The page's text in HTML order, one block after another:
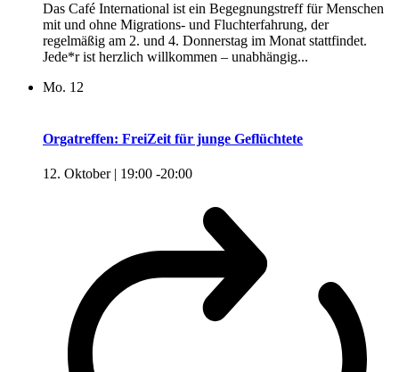
Das Café International ist ein Begegnungstreff für Menschen
mit und ohne Migrations- und Fluchterfahrung, der
regelmäßig am 2. und 4. Donnerstag im Monat stattfindet.
Jede*r ist herzlich willkommen – unabhängig...
Mo. 12
Orgatreffen: FreiZeit für junge Geflüchtete
12. Oktober | 19:00 -20:00